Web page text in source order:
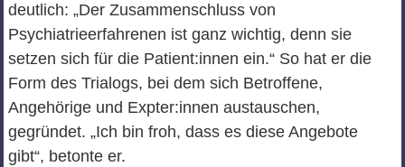
deutlich: „Der Zusammenschluss von
Psychiatrieerfahrenen ist ganz wichtig, denn sie
setzen sich für die Patient:innen ein.“ So hat er die
Form des Trialogs, bei dem sich Betroffene,
Angehörige und Expter:innen austauschen,
gegründet. „Ich bin froh, dass es diese Angebote
gibt“, betonte er.